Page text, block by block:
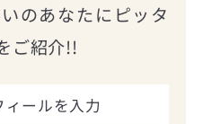
のあなたにピッタ
ご紹介!!
ールを入力